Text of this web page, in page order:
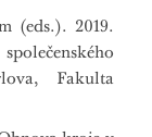
(eds.). 2019.
Fakulta